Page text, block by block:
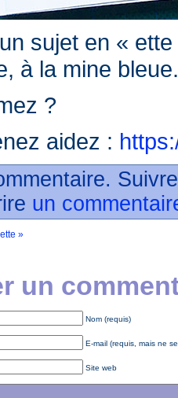
sujet en «
à la mine
?
aidez :
un
»
un
Nom (requis)
E-mail (requis, mais ne
Site web